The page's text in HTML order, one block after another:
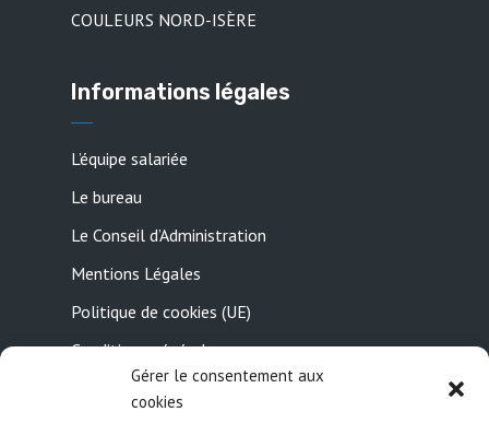
Gérer le consentement aux
cookies
COULEURS NORD-ISÈRE
Informations légales
L’équipe salariée
Le bureau
Le Conseil d’Administration
Mentions Légales
Politique de cookies (UE)
Conditions générales
Contactez-nous